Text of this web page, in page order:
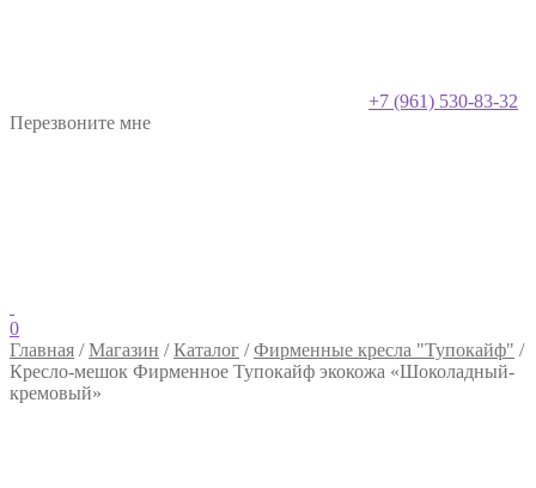
+7 (961) 530-83-32
Перезвоните мне
0
Главная /Магазин /Каталог /Фирменные кресла "Тупокайф" /
Кресло-мешок Фирменное Тупокайф экокожа «Шоколадный-
кремовый»